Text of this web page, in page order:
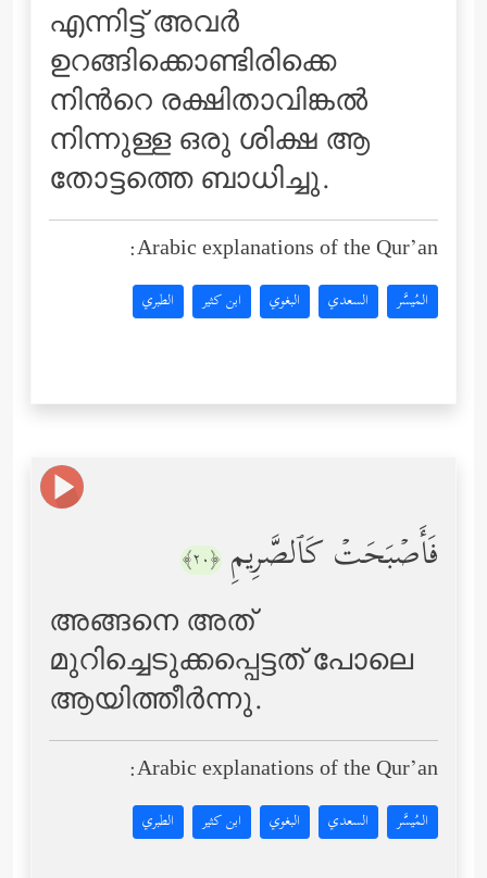
എന്നിട്ട് അവര്‍
ഉറങ്ങിക്കൊണ്ടിരിക്കെ
നിന്‍റെ രക്ഷിതാവിങ്കല്‍
നിന്നുള്ള ഒരു ശിക്ഷ ആ
തോട്ടത്തെ ബാധിച്ചു.
Arabic explanations of the Qur’an:
المُيسَّر السعدي البغوي ابن كثير الطبري
فَأَصۡبَحَتۡ كَٱلصَّرِیمِ ﴿٢٠﴾
അങ്ങനെ അത്
മുറിച്ചെടുക്കപ്പെട്ടത് പോലെ
ആയിത്തീര്‍ന്നു.
Arabic explanations of the Qur’an:
المُيسَّر السعدي البغوي ابن كثير الطبري